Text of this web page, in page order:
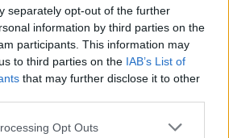
separately opt-out of the further
information by third parties on the
participants. This information may
to third parties on the IAB’s List of
that may further disclose it to other
Opt Outs